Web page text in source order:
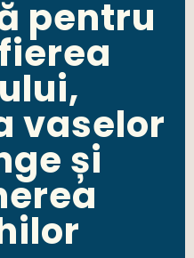
pentru
vaselor
și